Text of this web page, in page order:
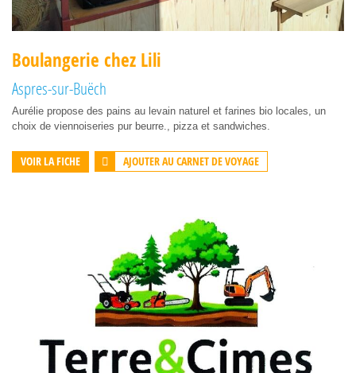
Boulangerie chez Lili
Aspres-sur-Buëch
Aurélie propose des pains au levain naturel et farines bio locales, un
choix de viennoiseries pur beurre., pizza et sandwiches.
VOIR LA FICHE AJOUTER AU CARNET DE VOYAGE